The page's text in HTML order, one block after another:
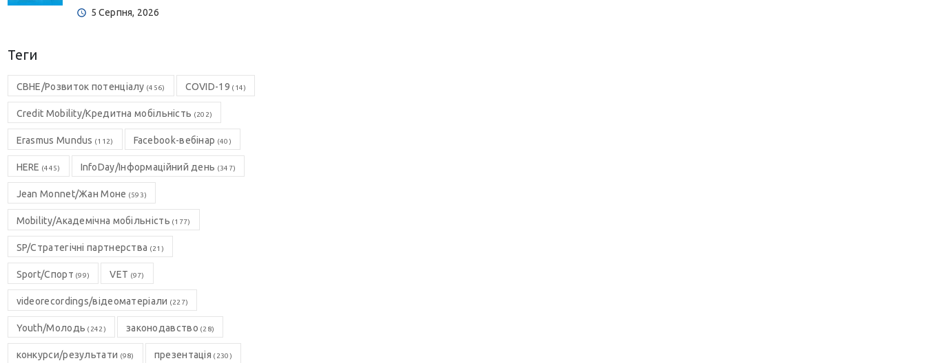
5 Серпня, 2026
Теги
CBHE/Розвиток потенціалу (456) COVID-19 (14)
Credit Mobility/Кредитна мобільність (202)
Erasmus Mundus (112) Facebook-вебінар (40)
HERE (445) InfoDay/Інформаційний день (347)
Jean Monnet/Жан Моне (593)
Mobility/Академічна мобільність (177)
SP/Стратегічні партнерства (21)
Sport/Спорт (99) VET (97)
videorecordings/відеоматеріали (227)
Youth/Молодь (242) законодавство (28)
конкурси/результати (98) презентація (230)